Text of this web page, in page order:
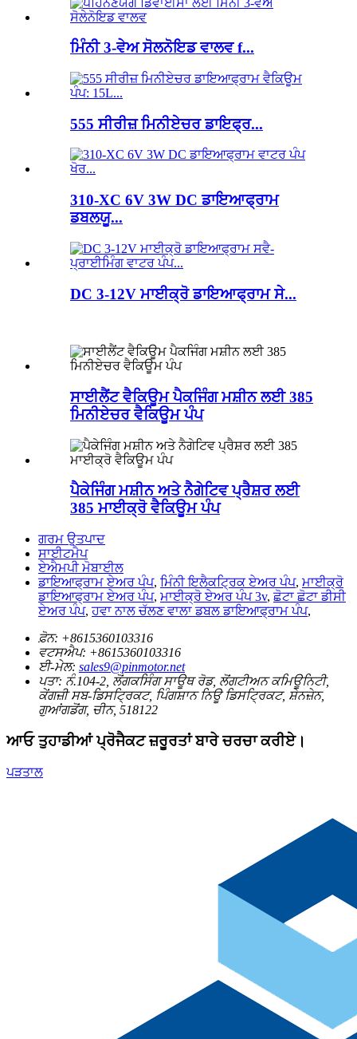
ਮਿੰਨੀ 3-ਵੇਅ ਸੋਲਨੋਇਡ ਵਾਲਵ f...
555 ਸੀਰੀਜ਼ ਮਿਨੀਏਚਰ ਡਾਇਫ੍ਰ...
310-XC 6V 3W DC ਡਾਇਆਫ੍ਰਾਮ
ਡਬਲਯੂ...
DC 3-12V ਮਾਈਕ੍ਰੋ ਡਾਇਆਫ੍ਰਾਮ ਸੇ...
ਸਾਈਲੈਂਟ ਵੈਕਿਊਮ ਪੈਕਜਿੰਗ ਮਸ਼ੀਨ ਲਈ 385
ਮਿਨੀਏਚਰ ਵੈਕਿਊਮ ਪੰਪ
ਪੈਕੇਜਿੰਗ ਮਸ਼ੀਨ ਅਤੇ ਨੈਗੇਟਿਵ ਪ੍ਰੈਸ਼ਰ ਲਈ
385 ਮਾਈਕ੍ਰੋ ਵੈਕਿਊਮ ਪੰਪ
ਗਰਮ ਉਤਪਾਦ
ਸਾਈਟਮੈਪ
ਏਐਮਪੀ ਮੋਬਾਈਲ
ਡਾਇਆਫ੍ਰਾਮ ਏਅਰ ਪੰਪ, ਮਿੰਨੀ ਇਲੈਕਟ੍ਰਿਕ ਏਅਰ ਪੰਪ, ਮਾਈਕ੍ਰੋ
ਡਾਇਆਫ੍ਰਾਮ ਏਅਰ ਪੰਪ, ਮਾਈਕ੍ਰੋ ਏਅਰ ਪੰਪ 3v,ਛੋਟਾ ਛੋਟਾ ਡੀਸੀ
ਏਅਰ ਪੰਪ,ਹਵਾ ਨਾਲ ਚੱਲਣ ਵਾਲਾ ਡਬਲ ਡਾਇਆਫ੍ਰਾਮ ਪੰਪ,
ਫ਼ੋਨ: +8615360103316
ਵਟਸਐਪ: +8615360103316
ਈ-ਮੇਲ: sales9@pinmotor.net
ਪਤਾ: ਨੰ.104-2, ਲੋਂਗਕਸਿੰਗ ਸਾਊਥ ਰੋਡ, ਲੋਂਗਟੀਅਨ ਕਮਿਊਨਿਟੀ,
ਕੇਂਗਜ਼ੀ ਸਬ-ਡਿਸਟ੍ਰਿਕਟ, ਪਿੰਗਸ਼ਾਨ ਨਿਊ ਡਿਸਟ੍ਰਿਕਟ, ਸ਼ੇਨਜ਼ੇਨ,
ਗੁਆਂਗਡੋਂਗ, ਚੀਨ, 518122
ਆਓ ਤੁਹਾਡੀਆਂ ਪ੍ਰੋਜੈਕਟ ਜ਼ਰੂਰਤਾਂ ਬਾਰੇ ਚਰਚਾ ਕਰੀਏ।
ਪੜਤਾਲ